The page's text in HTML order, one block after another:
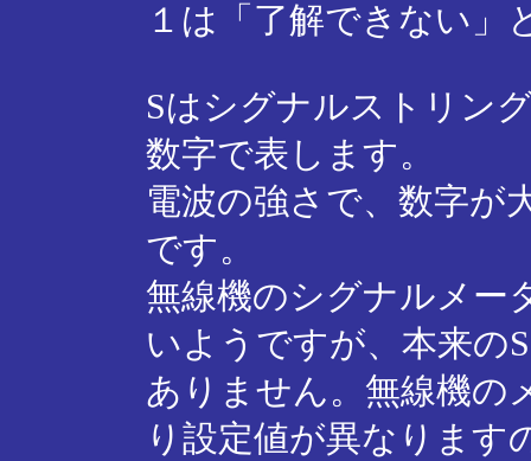
１は「了解できない」
Sはシグナルストリン
数字で表します。
電波の強さで、数字が
です。
無線機のシグナルメー
いようですが、本来の
ありません。無線機の
り設定値が異なります